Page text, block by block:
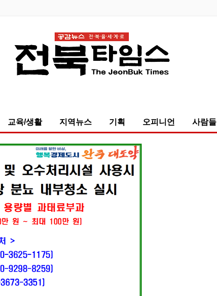
교육/생활 지역뉴스 기획 오피니언 사람들